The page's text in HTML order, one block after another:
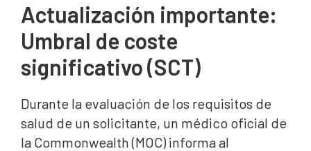
Actualización importante:
Umbral de coste
significativo (SCT)
Durante la evaluación de los requisitos de
salud de un solicitante, un médico oficial de
la Commonwealth (MOC) informa al